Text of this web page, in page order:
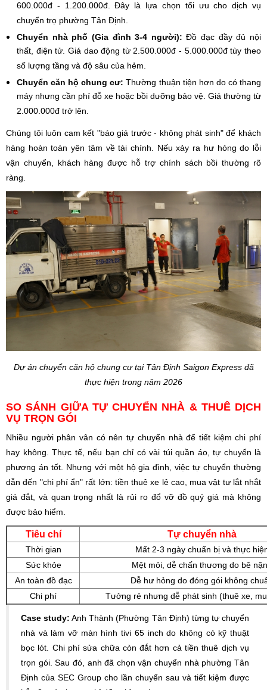
600.000đ - 1.200.000đ. Đây là lựa chọn tối ưu cho dịch vụ
chuyển trọ phường Tân Định.
Chuyển nhà phố (Gia đình 3-4 người): Đồ đạc đầy đủ nội
thất, điện tử. Giá dao động từ 2.500.000đ - 5.000.000đ tùy theo
số lượng tầng và độ sâu của hẻm.
Chuyển căn hộ chung cư:Thường thuận tiện hơn do có thang
máy nhưng cần phí đỗ xe hoặc bồi dưỡng bảo vệ. Giá thường từ
2.000.000đ trở lên.
Chúng tôi luôn cam kết "báo giá trước - không phát sinh" để khách
hàng hoàn toàn yên tâm về tài chính. Nếu xảy ra hư hỏng do lỗi
vận chuyển, khách hàng được hỗ trợ chính sách bồi thường rõ
ràng.
Dự án chuyển căn hộ chung cư tại Tân Định Saigon Express đã
thực hiện trong năm 2026
SO SÁNH GIỮA TỰ CHUYỂN NHÀ & THUÊ DỊCH
VỤ TRỌN GÓI
Nhiều người phân vân có nên tự chuyển nhà để tiết kiệm chi phí
hay không. Thực tế, nếu bạn chỉ có vài túi quần áo, tự chuyển là
phương án tốt. Nhưng với một hộ gia đình, việc tự chuyển thường
dẫn đến "chi phí ẩn" rất lớn: tiền thuê xe lẻ cao, mua vật tư lắt nhắt
giá đắt, và quan trọng nhất là rủi ro đổ vỡ đồ quý giá mà không
được bảo hiểm.
Tiêu chí Tự chuyển nhà
Thời gian
Mất 2-3 ngày chuẩn bị và thực
Sức khỏe
Mệt mỏi, dễ chấn thương do bê
An toàn đồ đạc
Dễ hư hỏng do đóng gói không
Chi phí
Tưởng rẻ nhưng dễ phát sinh (thuê xe,
Case study: Anh Thành (Phường Tân Định) từng tự chuyển
nhà và làm vỡ màn hình tivi 65 inch do không có kỹ thuật
bọc lót. Chi phí sửa chữa còn đắt hơn cả tiền thuê dịch vụ
trọn gói. Sau đó, anh đã chọn vận chuyển nhà phường Tân
Định của SEC Group cho lần chuyển sau và tiết kiệm được